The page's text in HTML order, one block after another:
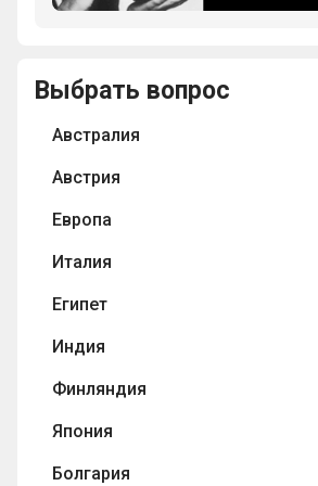
Выбрать вопрос
Австралия
Австрия
Европа
Италия
Египет
Индия
Финляндия
Япония
Болгария
в
видеомагнитофон
с
цветным
изображением?
японского
электроники